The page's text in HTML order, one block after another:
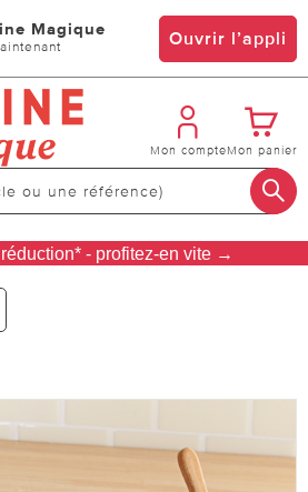
Magique Ouvrir l’appli
Mon compteMon panier
- profitez-en vite →